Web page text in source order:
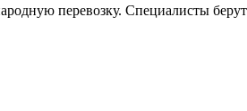
перевозку. Специалисты